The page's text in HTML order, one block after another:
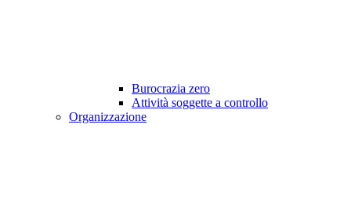
Burocrazia zero
Attività soggette a controllo
Organizzazione